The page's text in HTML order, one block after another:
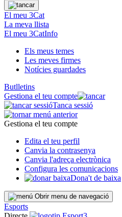
El meu 3Cat
La meva llista
El meu 3CatInfo
Els meus temes
Les meves firmes
Notícies guardades
Butlletins
Gestiona el teu compte
Tanca sessió
Gestiona el teu compte
Edita el teu perfil
Canvia la contrasenya
Canvia l'adreça electrònica
Configura les comunicacions
Dona't de baixa
Obrir menu de navegació
Esports